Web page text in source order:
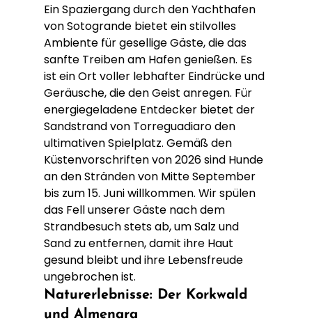
Ein Spaziergang durch den Yachthafen
von Sotogrande bietet ein stilvolles
Ambiente für gesellige Gäste, die das
sanfte Treiben am Hafen genießen. Es
ist ein Ort voller lebhafter Eindrücke und
Geräusche, die den Geist anregen. Für
energiegeladene Entdecker bietet der
Sandstrand von Torreguadiaro den
ultimativen Spielplatz. Gemäß den
Küstenvorschriften von 2026 sind Hunde
an den Stränden von Mitte September
bis zum 15. Juni willkommen. Wir spülen
das Fell unserer Gäste nach dem
Strandbesuch stets ab, um Salz und
Sand zu entfernen, damit ihre Haut
gesund bleibt und ihre Lebensfreude
ungebrochen ist.
Naturerlebnisse: Der Korkwald
und Almenara